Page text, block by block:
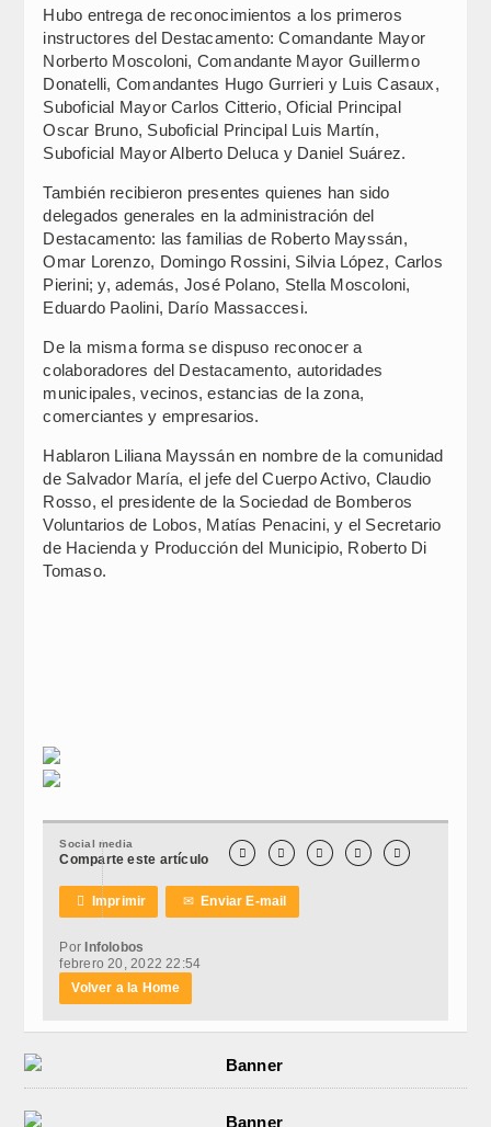
Hubo entrega de reconocimientos a los primeros
instructores del Destacamento: Comandante Mayor
Norberto Moscoloni, Comandante Mayor Guillermo
Donatelli, Comandantes Hugo Gurrieri y Luis Casaux,
Suboficial Mayor Carlos Citterio, Oficial Principal
Oscar Bruno, Suboficial Principal Luis Martín,
Suboficial Mayor Alberto Deluca y Daniel Suárez.
También recibieron presentes quienes han sido
delegados generales en la administración del
Destacamento: las familias de Roberto Mayssán,
Omar Lorenzo, Domingo Rossini, Silvia López, Carlos
Pierini; y, además, José Polano, Stella Moscoloni,
Eduardo Paolini, Darío Massaccesi.
De la misma forma se dispuso reconocer a
colaboradores del Destacamento, autoridades
municipales, vecinos, estancias de la zona,
comerciantes y empresarios.
Hablaron Liliana Mayssán en nombre de la comunidad
de Salvador María, el jefe del Cuerpo Activo, Claudio
Rosso, el presidente de la Sociedad de Bomberos
Voluntarios de Lobos, Matías Penacini, y el Secretario
de Hacienda y Producción del Municipio, Roberto Di
Tomaso.
Social media
Comparte este artículo     
 Imprimir ✉Enviar E-mail
Por Infolobos
febrero 20, 2022 22:54
Volver a la Home